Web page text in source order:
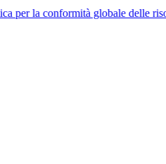
globale delle risorse umane